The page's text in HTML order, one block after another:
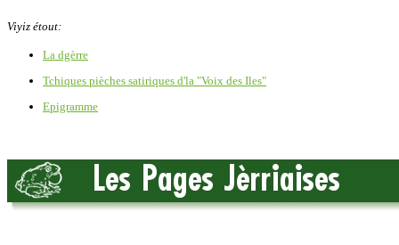
Viyiz étout:
La dgèrre
Tchiques pièches satiriques d'la "Voix des Iles"
Epigramme